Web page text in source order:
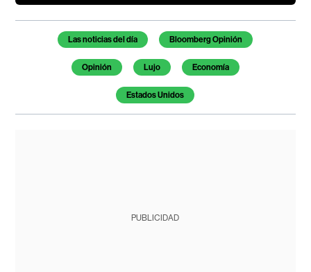
Temas de este artículo
Las noticias del día Bloomberg Opinión
Opinión Lujo Economía
Estados Unidos
PUBLICIDAD